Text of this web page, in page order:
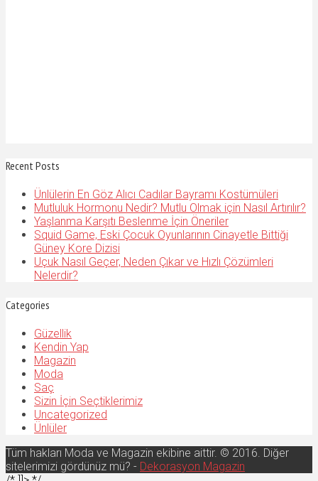
Recent Posts
Ünlülerin En Göz Alıcı Cadılar Bayramı Kostümüleri
Mutluluk Hormonu Nedir? Mutlu Olmak için Nasıl Artırılır?
Yaşlanma Karşıtı Beslenme İçin Öneriler
Squid Game, Eski Çocuk Oyunlarının Cinayetle Bittiği
Güney Kore Dizisi
Uçuk Nasıl Geçer, Neden Çıkar ve Hızlı Çözümleri
Nelerdir?
Categories
Güzellik
Kendin Yap
Magazin
Moda
Saç
Sizin İçin Seçtiklerimiz
Uncategorized
Ünlüler
Tüm hakları Moda ve Magazin ekibine aittir. © 2016. Diğer
sitelerimizi gördünüz mü? - Dekorasyon Magazin